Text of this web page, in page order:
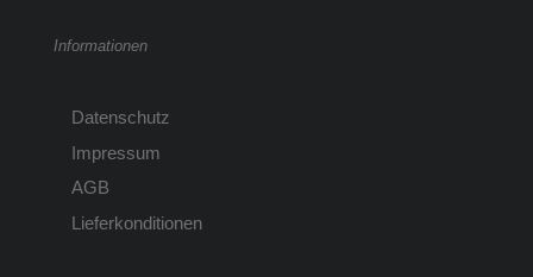
Informationen
Datenschutz
Impressum
AGB
Lieferkonditionen